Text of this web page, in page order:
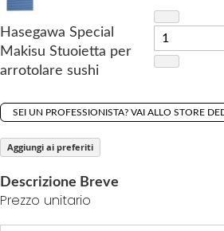
e
s
g
a
l
e
r
y
Hasegawa Special
Makisu Stuoietta per
arrotolare sushi
SEI UN PROFESSIONISTA? VAI ALLO STORE
Aggiungi ai preferiti
Descrizione Breve
Prezzo unitario